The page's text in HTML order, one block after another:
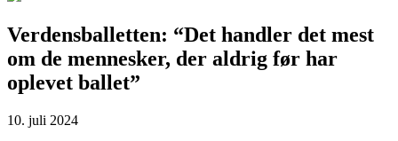
Verdensballetten: “Det handler det mest
om de mennesker, der aldrig før har
oplevet ballet”
10. juli 2024